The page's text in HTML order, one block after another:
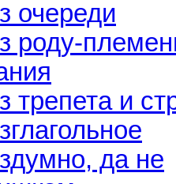
очереди
роду-
трепета и
да не